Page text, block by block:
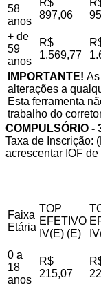
58
anos
R$
897,06
+ de
59
anos
R$
1.569,77
IMPORTANTE!
alterações a
Esta ferramenta
trabalho do
COMPULSÓRIO -
Taxa de Inscrição:
acrescentar IOF
Faixa
Etária
TOP
EFETIVO
IV(E) (E)
0 a
18
anos
R$
215,07